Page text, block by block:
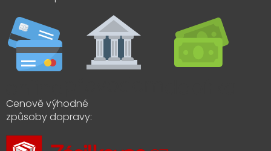
Cenově výhodné
způsoby dopravy: